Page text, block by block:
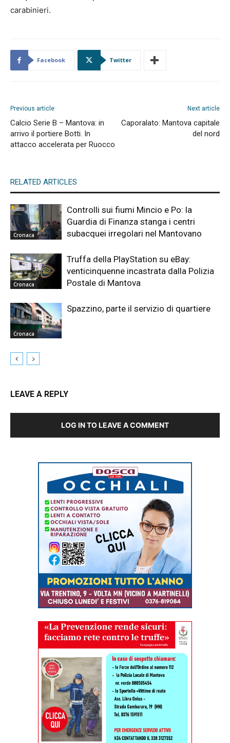
carabinieri.
Facebook Twitter
Previous article
Calcio Serie B – Mantova: in
arrivo il portiere Botti. In
attacco accelerata per Ruocco
Next article
Caporalato: Mantova capitale
del nord
RELATED ARTICLES
Cronaca
Controlli sui fiumi Mincio e Po: la
Guardia di Finanza stanga i centri
subacquei irregolari nel Mantovano
Cronaca
Truffa della PlayStation su eBay:
venticinquenne incastrata dalla Polizia
Postale di Mantova
Cronaca
Spazzino, parte il servizio di quartiere
LEAVE A REPLY
LOG IN TO LEAVE A COMMENT